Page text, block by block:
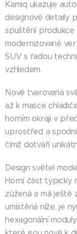
Kamiq ukazuje
designové detaily
spuštění
modernizované
SUV s řadou
vzhledem.
Nově tvarovaná
až k masce
horním okraji v
uprostřed a spodní
čímž dotváří
Design světel
Horní část typicky
zúžená a má ještě
umístěná níže, je
hexagonální